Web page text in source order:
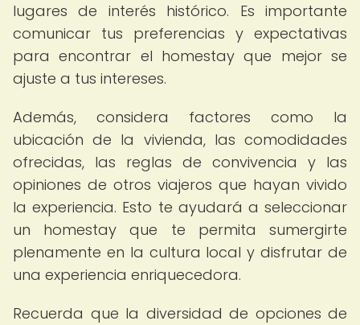
lugares de interés histórico. Es importante
comunicar tus preferencias y expectativas
para encontrar el homestay que mejor se
ajuste a tus intereses.
Además, considera factores como la
ubicación de la vivienda, las comodidades
ofrecidas, las reglas de convivencia y las
opiniones de otros viajeros que hayan vivido
la experiencia. Esto te ayudará a seleccionar
un homestay que te permita sumergirte
plenamente en la cultura local y disfrutar de
una experiencia enriquecedora.
Recuerda que la diversidad de opciones de